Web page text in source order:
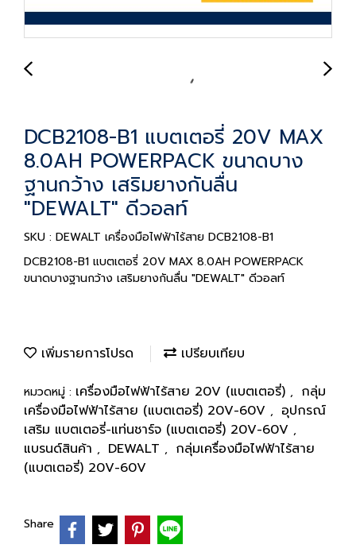
DCB2108-B1 แบตเตอรี่ 20V MAX
8.0AH POWERPACK ขนาดบาง
ฐานกว้าง เสริมยางกันลื่น
"DEWALT" ดีวอลท์
SKU : DEWALT เครื่องมือไฟฟ้าไร้สาย DCB2108-B1
DCB2108-B1 แบตเตอรี่ 20V MAX 8.0AH POWERPACK
ขนาดบางฐานกว้าง เสริมยางกันลื่น "DEWALT" ดีวอลท์
เพิ่มรายการโปรด เปรียบเทียบ
หมวดหมู่ : เครื่องมือไฟฟ้าไร้สาย 20V (แบตเตอรี่) , กลุ่ม
เครื่องมือไฟฟ้าไร้สาย (แบตเตอรี่) 20V-60V , อุปกรณ์
เสริม แบตเตอรี่-แท่นชาร์จ (แบตเตอรี่) 20V-60V ,
แบรนด์สินค้า , DEWALT , กลุ่มเครื่องมือไฟฟ้าไร้สาย
(แบตเตอรี่) 20V-60V
Share